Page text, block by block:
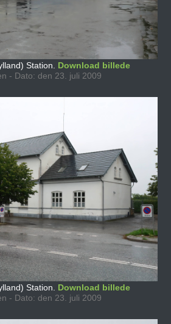
Station. Download billede
- Dato: den 23. juli 2009
Station. Download billede
- Dato: den 23. juli 2009